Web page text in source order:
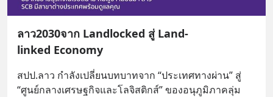
ลาว2030จาก Landlocked สู่ Land-
linked Economy
สปป.ลาว กำลังเปลี่ยนบทบาทจาก “ประเทศทางผ่าน” สู่
“ศูนย์กลางเศรษฐกิจและโลจิสติกส์” ของอนุภูมิภาคลุ่ม